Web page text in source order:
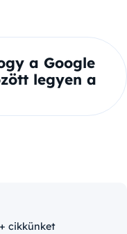
a Google
legyen a
cikkünket